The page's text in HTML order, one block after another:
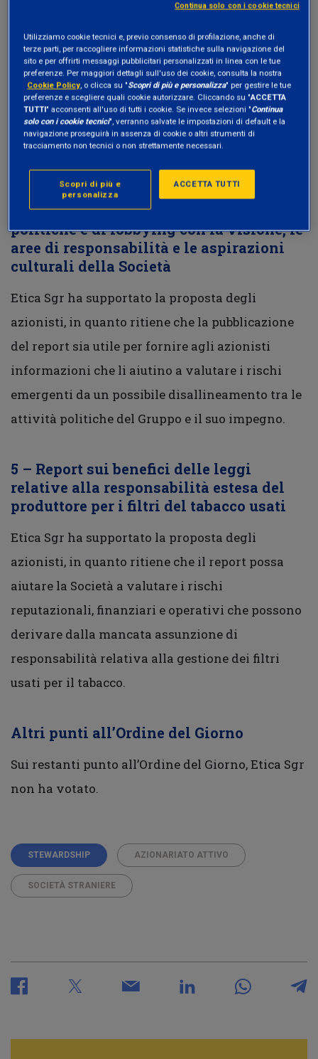
mozioni assembleari su temi di particolare
interesse per Etica Sgr e coerenti con la sua
Politica di Engagement, è possibile esprimere il
voto”.
A questo proposito, Etica Sgr ha votato a favore
alla seguente mozione degli azionisti presentata
4 – Relazione sulla coerenza delle spese
politiche e di lobbying con la visione, le
aree di responsabilità e le aspirazioni
culturali della Società
Etica Sgr ha supportato la proposta degli
azionisti, in quanto ritiene che la pubblicazione
del report sia utile per fornire agli azionisti
informazioni che li aiutino a valutare i rischi
emergenti da un possibile disallineamento tra le
attività politiche del Gruppo e il suo impegno.
5 – Report sui benefici delle leggi
relative alla responsabilità estesa del
produttore per i filtri del tabacco usati
Etica Sgr ha supportato la proposta degli
azionisti, in quanto ritiene che il report possa
aiutare la Società a valutare i rischi
reputazionali, finanziari e operativi che possono
derivare dalla mancata assunzione di
responsabilità relativa alla gestione dei filtri
usati per il tabacco.
Altri punti all’Ordine del Giorno
Sui restanti punto all’Ordine del Giorno, Etica Sgr
non ha votato.
STEWARDSHIP AZIONARIATO ATTIVO
SOCIETÀ STRANIERE
Utilizziamo cookie tecnici e, previo consenso di profilazione, anche di
terze parti, per raccogliere informazioni statistiche sulla navigazione del
sito e per offrirti messaggi pubblicitari personalizzati in linea con le tue
preferenze. Per maggiori dettagli sull'uso dei cookie, consulta la nostra
Cookie Policy, o clicca su "Scopri di più e personalizza" per gestire le tue
preferenze e scegliere quali cookie autorizzare. Cliccando su "ACCETTA
TUTTI" acconsenti all'uso di tutti i cookie. Se invece selezioni "Continua
solo con i cookie tecnici", verranno salvate le impostazioni di default e la
navigazione proseguirà in assenza di cookie o altri strumenti di
tracciamento non tecnici o non strettamente necessari.
ACCETTA TUTTI
Scopri di più e
personalizza
Continua solo con i cookie tecnici